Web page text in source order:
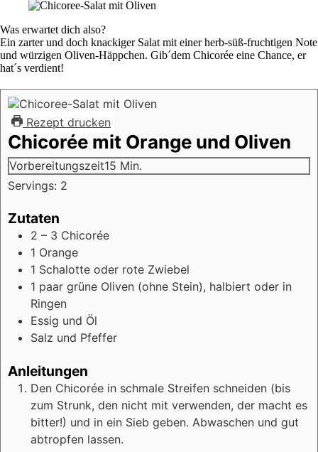
Was erwartet dich also?
Ein zarter und doch knackiger Salat mit einer herb-süß-fruchtigen Note
und würzigen Oliven-Häppchen. Gib´dem Chicorée eine Chance, er
hat´s verdient!
Rezept drucken
Chicorée mit Orange und Oliven
Vorbereitungszeit15 Minuten
Min.
Servings: 2
Zutaten
2 – 3 Chicorée
1 Orange
1 Schalotte oder rote Zwiebel
1 paar grüne Oliven (ohne Stein), halbiert oder in
Ringen
Essig und Öl
Salz und Pfeffer
Anleitungen
Den Chicorée in schmale Streifen schneiden (bis
zum Strunk, den nicht mit verwenden, der macht es
bitter!) und in ein Sieb geben. Abwaschen und gut
abtropfen lassen.